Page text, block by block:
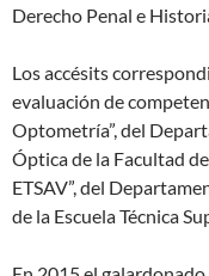
Derecho Penal e
Los accésits
evaluación de
Optometría”, del
Óptica de la Facultad
ETSAV”, del
de la Escuela Técnica